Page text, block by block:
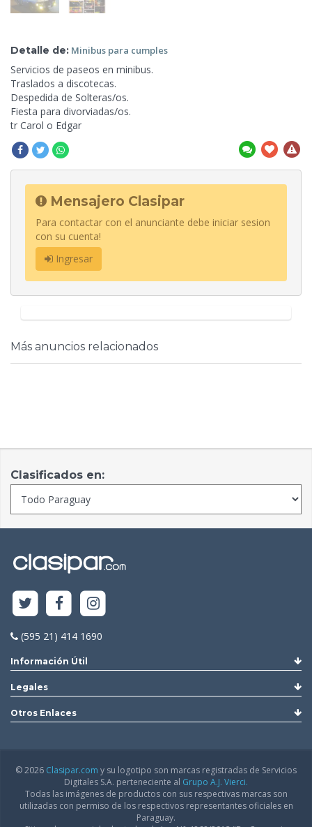
Detalle de: Minibus para cumples
Servicios de paseos en minibus.
Traslados a discotecas.
Despedida de Solteras/os.
Fiesta para divorviadas/os.
tr Carol o Edgar
Mensajero Clasipar
Para contactar con el anunciante debe iniciar sesion
con su cuenta!
Ingresar
Más anuncios relacionados
Clasificados en:
(595 21) 414 1690
Información Útil
Legales
Otros Enlaces
© 2026 Clasipar.com y su logotipo son marcas registradas de Servicios
Digitales S.A. perteneciente al Grupo A.J. Vierci.
Todas las imágenes de productos con sus respectivas marcas son
utilizadas con permiso de los respectivos representantes oficiales en
Paraguay.